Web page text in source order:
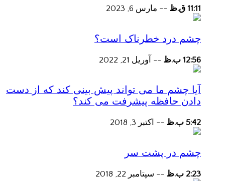
11:11 ق.ظ -- مارس 6, 2023
چشم درد خطرناک است؟
12:56 ب.ظ -- آوریل 21, 2022
آیا چشم ما می تواند پیش بینی کند که از دست
دادن حافظه پیشرفت می کند؟
5:42 ب.ظ -- اکتبر 3, 2018
چشم در پشت سر
2:23 ب.ظ -- سپتامبر 22, 2018